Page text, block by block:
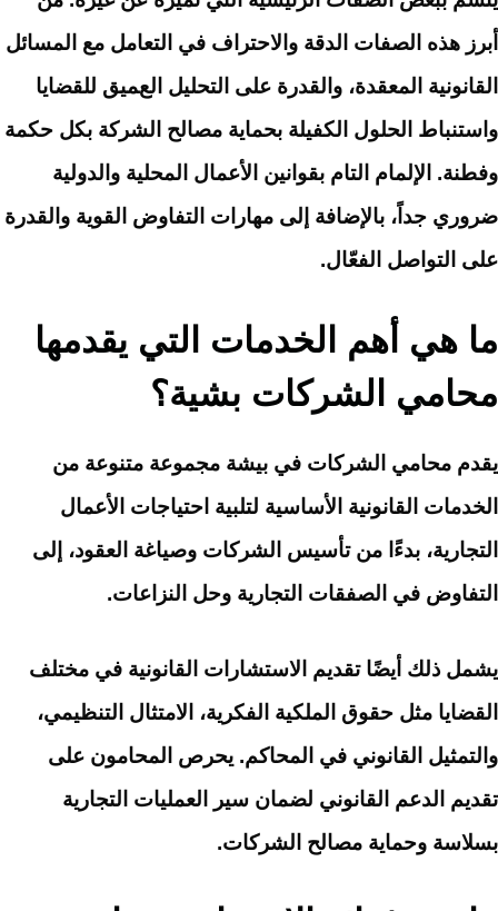
أبرز هذه الصفات الدقة والاحتراف في التعامل مع المسائل
القانونية المعقدة، والقدرة على التحليل العميق للقضايا
واستنباط الحلول الكفيلة بحماية مصالح الشركة بكل حكمة
وفطنة. الإلمام التام بقوانين الأعمال المحلية والدولية
ضروري جداً، بالإضافة إلى مهارات التفاوض القوية والقدرة
على التواصل الفعّال.
ما هي أهم الخدمات التي يقدمها
محامي الشركات بشية؟
يقدم محامي الشركات في بيشة مجموعة متنوعة من
الخدمات القانونية الأساسية لتلبية احتياجات الأعمال
التجارية، بدءًا من تأسيس الشركات وصياغة العقود، إلى
التفاوض في الصفقات التجارية وحل النزاعات.
يشمل ذلك أيضًا تقديم الاستشارات القانونية في مختلف
القضايا مثل حقوق الملكية الفكرية، الامتثال التنظيمي،
والتمثيل القانوني في المحاكم. يحرص المحامون على
تقديم الدعم القانوني لضمان سير العمليات التجارية
بسلاسة وحماية مصالح الشركات.